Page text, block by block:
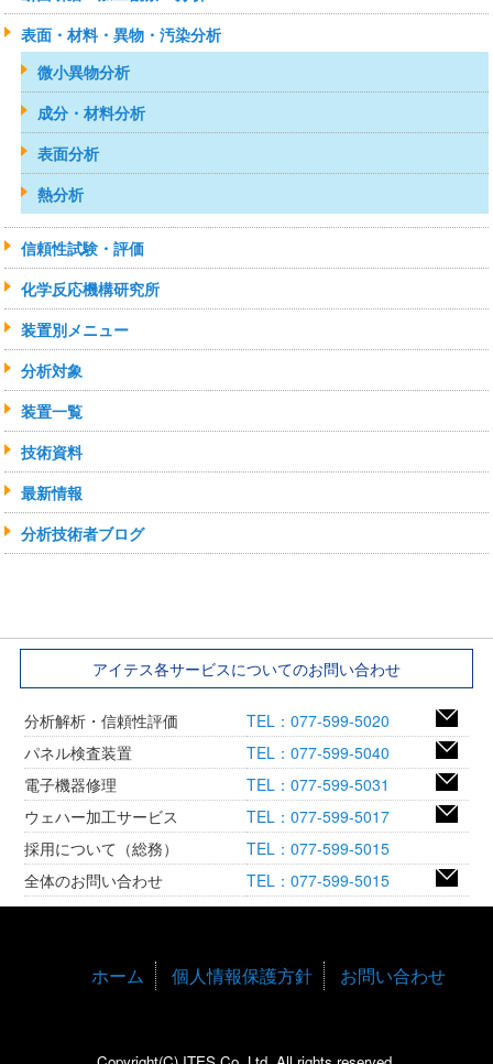
表面・材料・異物・汚染分析
微小異物分析
成分・材料分析
表面分析
熱分析
信頼性試験・評価
化学反応機構研究所
装置別メニュー
分析対象
装置一覧
技術資料
最新情報
分析技術者ブログ
アイテス各サービスについてのお問い合わせ
分析解析・信頼性評価
TEL：077-599-5020
パネル検査装置
TEL：077-599-5040
電子機器修理
TEL：077-599-5031
ウェハー加工サービス
TEL：077-599-5017
採用について（総務）
TEL：077-599-5015
全体のお問い合わせ
TEL：077-599-5015
ホーム 個人情報保護方針 お問い合わせ